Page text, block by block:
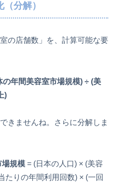
分解）
の店舗数」を、計算可能な要
年間美容室市場規模) ÷ (美
)
きませんね。さらに分解しま
場規模 = (日本の人口) × (美容
たりの年間利用回数) × (一回